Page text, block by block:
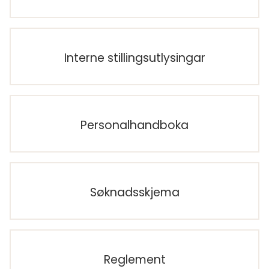
Interne stillingsutlysingar
Personalhandboka
Søknadsskjema
Reglement